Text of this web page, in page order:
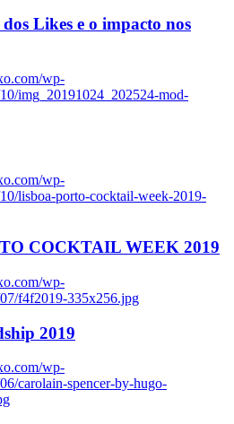
Likes e o impacto nos
wp-
img_20191024_202524-mod-
wp-
lisboa-porto-cocktail-week-2019-
COCKTAIL WEEK 2019
wp-
f4f2019-335x256.jpg
2019
wp-
carolain-spencer-by-hugo-